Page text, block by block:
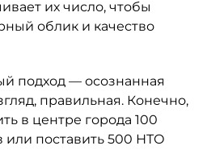
их число, чтобы
облик и качество
подход — осознанная
правильная. Конечно,
в центре города 100
поставить 500 НТО